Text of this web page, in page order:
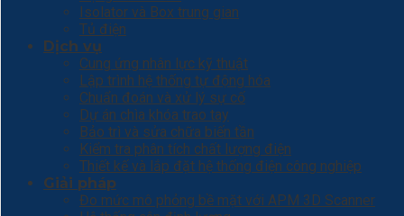
Isolator và Box trung gian
Tủ điện
Dịch vụ
Cung ứng nhân lực kỹ thuật
Lập trình hệ thống tự động hóa
Chuẩn đoán và xử lý sự cố
Dự án chìa khóa trao tay
Bảo trì và sửa chữa biến tần
Kiểm tra phân tích chất lượng điện
Thiết kế và lắp đặt hệ thống điện công nghiệp
Giải pháp
Đo mức mô phỏng bề mặt với APM 3D Scanner